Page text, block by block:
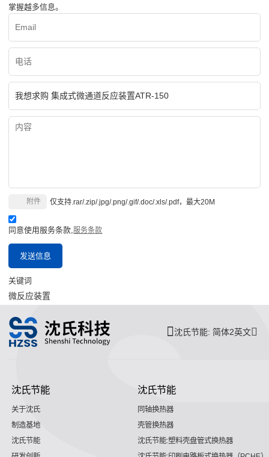
掌握越多信息。
仅支持.rar/.zip/.jpg/.png/.gif/.doc/.xls/.pdf，最大20M
附件
同意使用服务条款,服务条款
发送信息
关键词
微反应装置
沈氏节能: 简体2英文
沈氏节能
关于沈氏
制造基地
沈氏节能
沈氏节能
同轴换热器
壳管换热器
沈氏节能:塑料壳盘管式换热器